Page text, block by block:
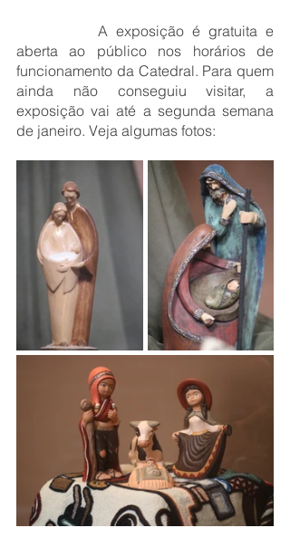
aberta ao público nos horários de
funcionamento da Catedral. Para quem
ainda não conseguiu visitar, a
exposição vai até a segunda semana
de janeiro. Veja algumas fotos: